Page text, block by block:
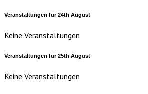
Veranstaltungen für24th August
Keine Veranstaltungen
Veranstaltungen für25th August
Keine Veranstaltungen